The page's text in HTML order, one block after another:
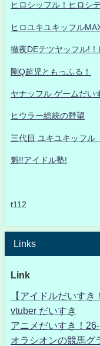
ヒロシッフル！ヒロシ
ヒロユキユキッフル
徹夜DEテツヤッフル!！
剛Q超児ともっふる！
ヤナッフル ゲームだい
ヒウラー総統の野望
三代目 ユキユキッフル
魁!!アイドル塾!
t112
Links
Link
【アイドルだいすき
vtuber だいすき
アニメだいすき！26-
オラシオンの競馬グ